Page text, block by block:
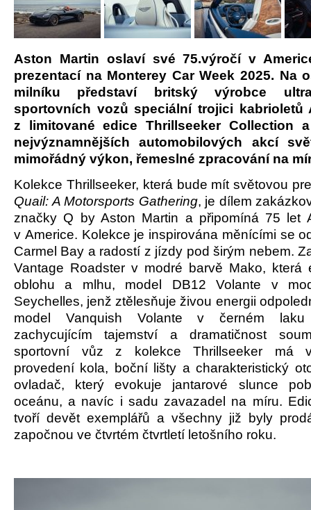
Aston Martin oslaví své 75.výročí v
prezentací na Monterey Car Week 2025. Na
milníku představí britský výrobce
sportovních vozů speciální trojici kabrioletů
z limitované edice Thrillseeker Collection
nejvýznamnějších automobilových akcí
mimořádný výkon, řemeslné zpracování na
Kolekce Thrillseeker, která bude mít světovou
Quail: A Motorsports Gathering, je dílem
značky Q by Aston Martin a připomíná 75 let
v Americe. Kolekce je inspirována měnícími se
Carmel Bay a radostí z jízdy pod širým nebem.
Vantage Roadster v modré barvě Mako, která
oblohu a mlhu, model DB12 Volante v
Seychelles, jenž ztělesňuje živou energii
model Vanquish Volante v černém laku
zachycujícím tajemství a dramatičnost
sportovní vůz z kolekce Thrillseeker má
provedení kola, boční lišty a charakteristický
ovladač, který evokuje jantarové slunce
oceánu, a navíc i sadu zavazadel na míru.
tvoří devět exemplářů a všechny již byly
započnou ve čtvrtém čtvrtletí letošního roku.